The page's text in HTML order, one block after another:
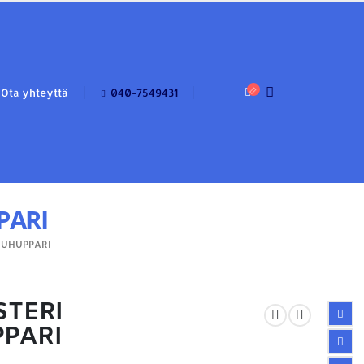
Ota yhteyttä 040-7549431